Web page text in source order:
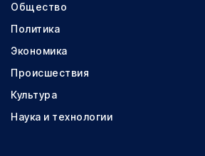
Общество
Политика
Экономика
Происшествия
Культура
Наука и технологии